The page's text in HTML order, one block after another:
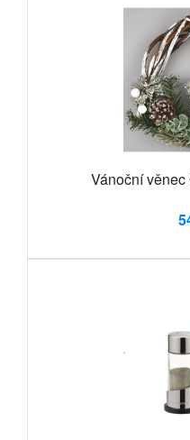
Vánoční věnec